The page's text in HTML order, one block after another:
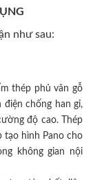
như sau:
thép phủ vân gỗ
chống han gỉ,
độ cao. Thép
tạo hình Pano cho
không gian nội